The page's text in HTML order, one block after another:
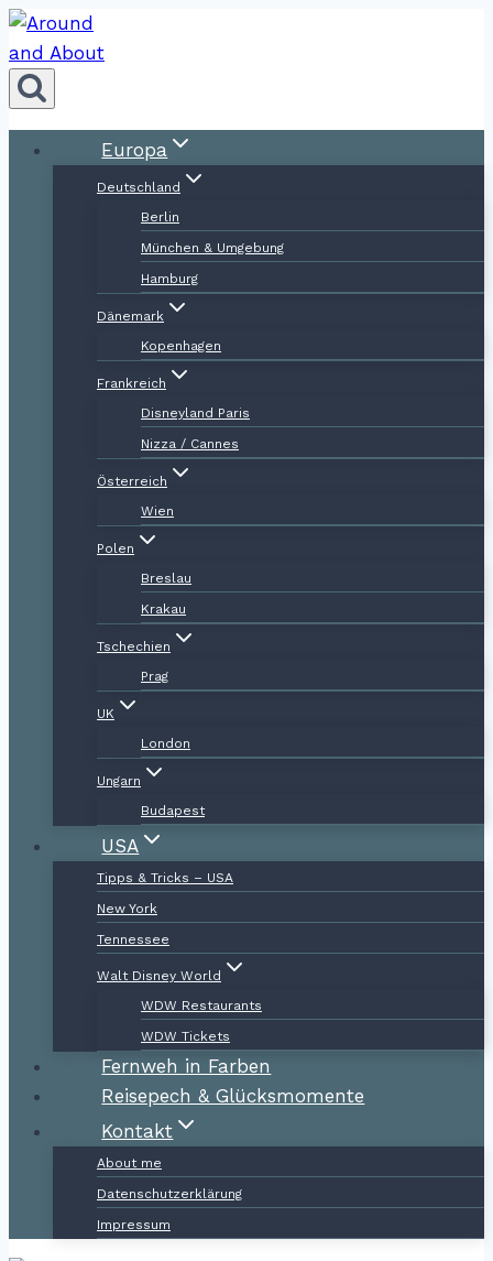
Zum
Inhalt
springen
Europa
Deutschland
Berlin
München & Umgebung
Hamburg
Dänemark
Kopenhagen
Frankreich
Disneyland Paris
Nizza / Cannes
Österreich
Wien
Polen
Breslau
Krakau
Tschechien
Prag
UK
London
Ungarn
Budapest
USA
Tipps & Tricks – USA
New York
Tennessee
Walt Disney World
WDW Restaurants
WDW Tickets
Fernweh in Farben
Reisepech & Glücksmomente
Kontakt
About me
Datenschutzerklärung
Impressum